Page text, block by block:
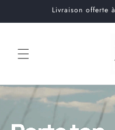
au
Livraison offerte